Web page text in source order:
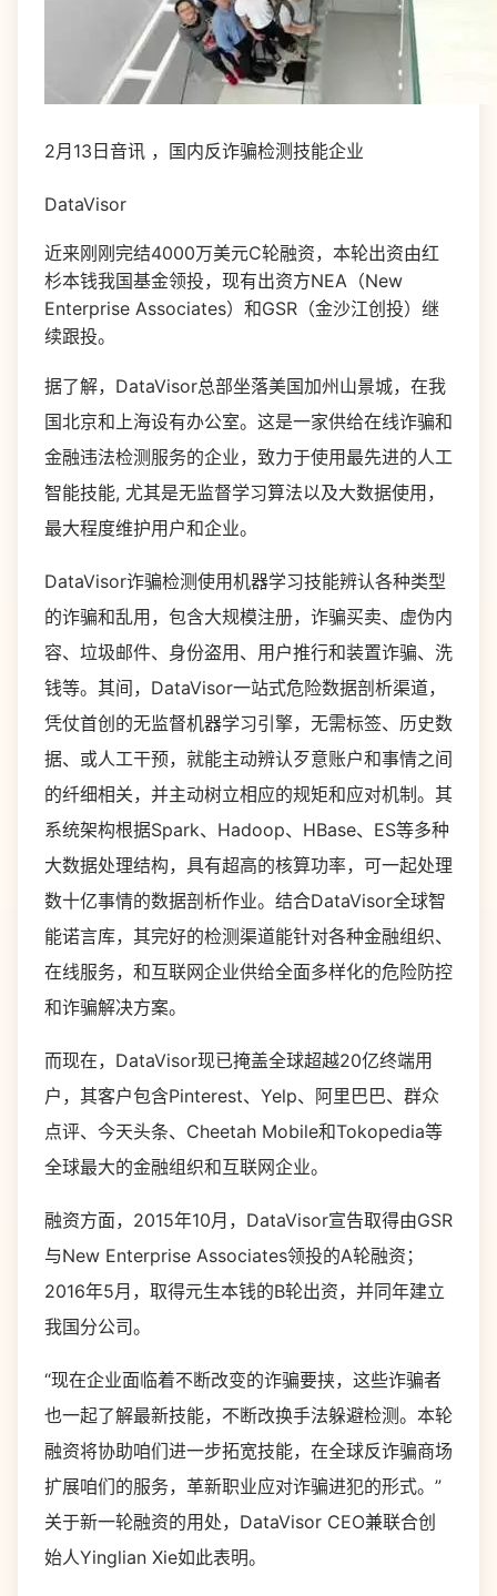
2月13日音讯 ，国内反诈骗检测技能企业
DataVisor
近来刚刚完结4000万美元C轮融资，本轮出资由红
杉本钱我国基金领投，现有出资方NEA（New
Enterprise Associates）和GSR（金沙江创投）继
续跟投。
据了解，DataVisor总部坐落美国加州山景城，在我
国北京和上海设有办公室。这是一家供给在线诈骗和
金融违法检测服务的企业，致力于使用最先进的人工
智能技能, 尤其是无监督学习算法以及大数据使用，
最大程度维护用户和企业。
DataVisor诈骗检测使用机器学习技能辨认各种类型
的诈骗和乱用，包含大规模注册，诈骗买卖、虚伪内
容、垃圾邮件、身份盗用、用户推行和装置诈骗、洗
钱等。其间，DataVisor一站式危险数据剖析渠道，
凭仗首创的无监督机器学习引擎，无需标签、历史数
据、或人工干预，就能主动辨认歹意账户和事情之间
的纤细相关，并主动树立相应的规矩和应对机制。其
系统架构根据Spark、Hadoop、HBase、ES等多种
大数据处理结构，具有超高的核算功率，可一起处理
数十亿事情的数据剖析作业。结合DataVisor全球智
能诺言库，其完好的检测渠道能针对各种金融组织、
在线服务，和互联网企业供给全面多样化的危险防控
和诈骗解决方案。
而现在，DataVisor现已掩盖全球超越20亿终端用
户，其客户包含Pinterest、Yelp、阿里巴巴、群众
点评、今天头条、Cheetah Mobile和Tokopedia等
全球最大的金融组织和互联网企业。
融资方面，2015年10月，DataVisor宣告取得由GSR
与New Enterprise Associates领投的A轮融资；
2016年5月，取得元生本钱的B轮出资，并同年建立
我国分公司。
“现在企业面临着不断改变的诈骗要挟，这些诈骗者
也一起了解最新技能，不断改换手法躲避检测。本轮
融资将协助咱们进一步拓宽技能，在全球反诈骗商场
扩展咱们的服务，革新职业应对诈骗进犯的形式。”
关于新一轮融资的用处，DataVisor CEO兼联合创
始人Yinglian Xie如此表明。